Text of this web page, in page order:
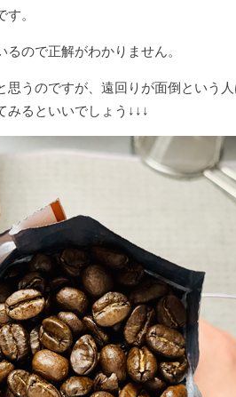
。
ので正解がわかりません。
思うのですが、遠回りが面倒という
みるといいでしょう↓↓↓